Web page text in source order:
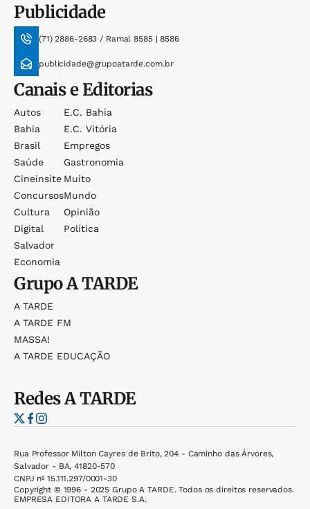
Publicidade
(71) 2886-2683 / Ramal 8585 | 8586
publicidade@grupoatarde.com.br
Canais e Editorias
Autos
Bahia
Brasil
Saúde
Cineinsite
Concursos
Cultura
Digital
Salvador
Economia
E.c. Bahia
E.c. Vitória
Empregos
Gastronomia
Muito
Mundo
Opinião
Política
GrupoA TARDE
A TARDE
A TARDE FM
MASSA!
A TARDE EDUCAÇÃO
RedesA TARDE
Rua Professor Milton Cayres de Brito, 204 - Caminho das Árvores,
Salvador - BA, 41820-570
CNPJ nº 15.111.297/0001-30
Copyright © 1996 - 2025 Grupo A TARDE. Todos os direitos reservados.
EMPRESA EDITORA A TARDE S.A.